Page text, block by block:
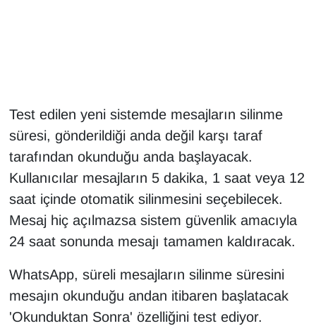
Test edilen yeni sistemde mesajların silinme
süresi, gönderildiği anda değil karşı taraf
tarafından okunduğu anda başlayacak.
Kullanıcılar mesajların 5 dakika, 1 saat veya 12
saat içinde otomatik silinmesini seçebilecek.
Mesaj hiç açılmazsa sistem güvenlik amacıyla
24 saat sonunda mesajı tamamen kaldıracak.
WhatsApp, süreli mesajların silinme süresini
mesajın okunduğu andan itibaren başlatacak
'Okunduktan Sonra' özelliğini test ediyor.
Haber
HABERDE İNSAN
İngilizce
Kadın
Kim Kimdir?